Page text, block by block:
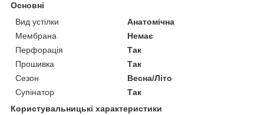
Основні
Вид устілки
Анатомічна
Мембрана
Немає
Перфорація
Так
Прошивка
Так
Сезон
Весна/Літо
Супінатор
Так
Користувальницькі характеристики